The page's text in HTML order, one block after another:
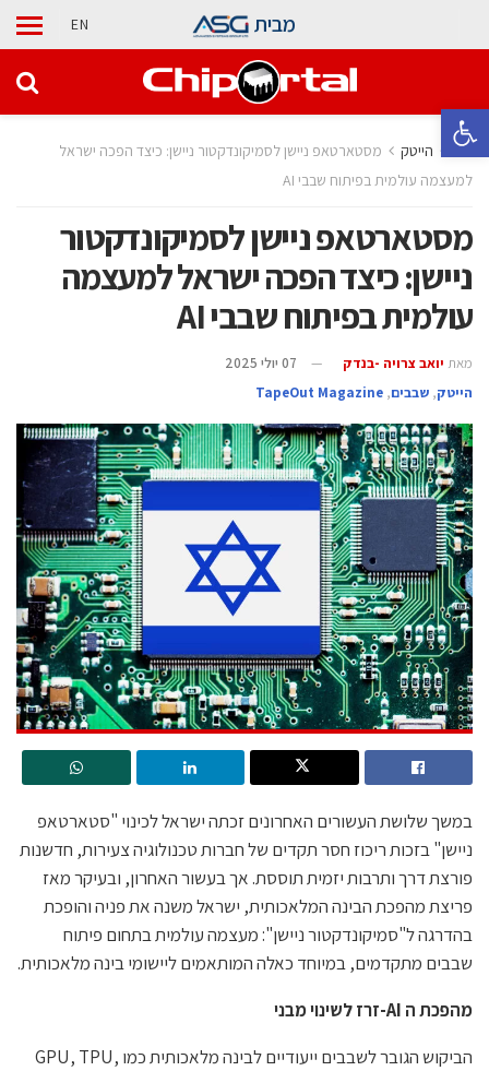
פתח סרגל נגישות
מבית EN
בית הייטק
מסטארטאפ ניישן לסמיקונדקטור ניישן: כיצד הפכה ישראל
למעצמה עולמית בפיתוח שבבי AI
מסטארטאפ ניישן לסמיקונדקטור
ניישן: כיצד הפכה ישראל למעצמה
עולמית בפיתוח שבבי AI
מאת יואב צרויה -בנדק
07 יולי 2025
הייטק, ‫שבבים‬,
TapeOut Magazine
במשך שלושת העשורים האחרונים זכתה ישראל לכינוי "סטארטאפ
ניישן" בזכות ריכוז חסר תקדים של חברות טכנולוגיה צעירות, חדשנות
פורצת דרך ותרבות יזמית תוססת. אך בעשור האחרון, ובעיקר מאז
פריצת מהפכת הבינה המלאכותית, ישראל משנה את פניה והופכת
בהדרגה ל"סמיקונדקטור ניישן": מעצמה עולמית בתחום פיתוח
שבבים מתקדמים, במיוחד כאלה המותאמים ליישומי בינה מלאכותית.
מהפכת ה
זרז לשינוי מבני
הביקוש הגובר לשבבים ייעודיים לבינה מלאכותית כמו GPU, TPU,